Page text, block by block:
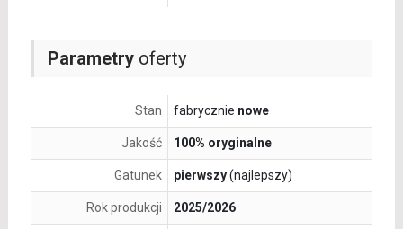
Parametryoferty
Stan fabrycznie nowe
Jakość 100% oryginalne
Gatunek pierwszy(najlepszy)
Rok produkcji 2025/2026